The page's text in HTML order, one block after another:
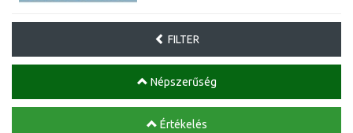
FILTER
Népszerűség
Értékelés